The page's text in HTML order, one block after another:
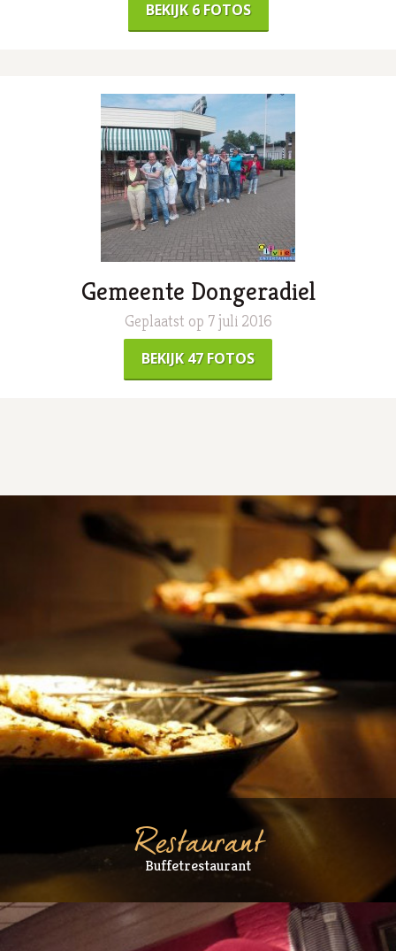
BEKIJK 6 FOTOS
Gemeente Dongeradiel
Geplaatst op 7 juli 2016
BEKIJK 47 FOTOS
Restaurant
Buffetrestaurant